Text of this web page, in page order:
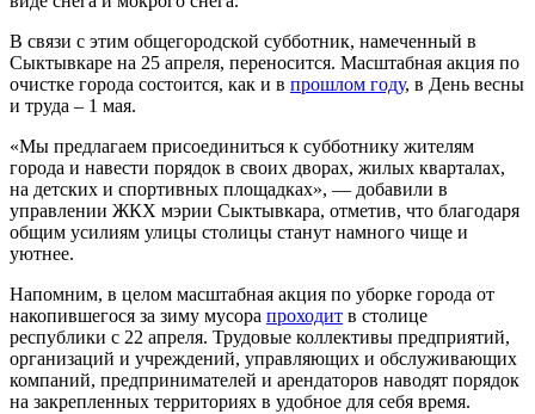
В связи с этим общегородской субботник, намеченный в
Сыктывкаре на 25 апреля, переносится. Масштабная акция по
очистке города состоится, как и в прошлом году, в День весны
и труда – 1 мая.
«Мы предлагаем присоединиться к субботнику жителям
города и навести порядок в своих дворах, жилых кварталах,
на детских и спортивных площадках», — добавили в
управлении ЖКХ мэрии Сыктывкара, отметив, что благодаря
общим усилиям улицы столицы станут намного чище и
уютнее.
Напомним, в целом масштабная акция по уборке города от
накопившегося за зиму мусора проходит в столице
республики с 22 апреля. Трудовые коллективы предприятий,
организаций и учреждений, управляющих и обслуживающих
компаний, предпринимателей и арендаторов наводят порядок
на закрепленных территориях в удобное для себя время.